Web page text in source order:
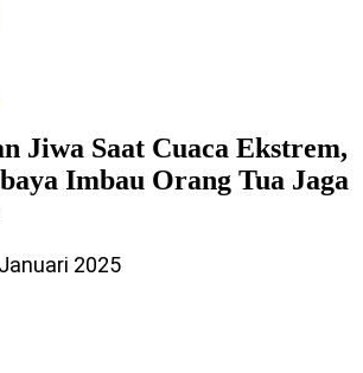
Jiwa Saat Cuaca Ekstrem,
Imbau Orang Tua Jaga
2025